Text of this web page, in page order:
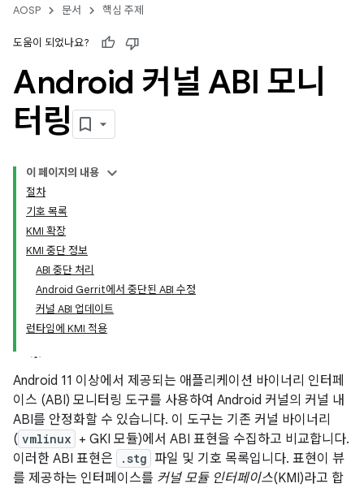
AOSP 문서 핵심 주제
도움이 되었나요?
Android 커널 ABI 모니
터링
이 페이지의 내용
절차
기호 목록
KMI 확장
KMI 중단 정보
ABI 중단 처리
Android Gerrit에서 중단된 ABI 수정
커널 ABI 업데이트
런타임에 KMI 적용
Android 11 이상에서 제공되는 애플리케이션 바이너리 인터페
이스 (ABI) 모니터링 도구를 사용하여 Android 커널의 커널 내
ABI를 안정화할 수 있습니다. 이 도구는 기존 커널 바이너리
( vmlinux + GKI 모듈)에서 ABI 표현을 수집하고 비교합니다.
이러한 ABI 표현은
.stg 파일 및 기호 목록입니다. 표현이 뷰
를 제공하는 인터페이스를 커널 모듈 인터페이스(KMI)라고 합